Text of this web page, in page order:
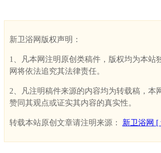
新卫浴网版权声明：
1、凡本网注明原创类稿件，版权均为本站
网将依法追究其法律责任。
2、凡注明稿件来源的内容均为转载稿，本
赞同其观点或证实其内容的真实性。
转载本站原创文章请注明来源： 新卫浴网 [